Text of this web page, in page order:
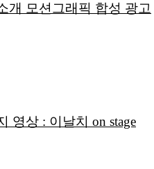
개 모션그래픽 합성 광고
영상 : 이날치 on stage